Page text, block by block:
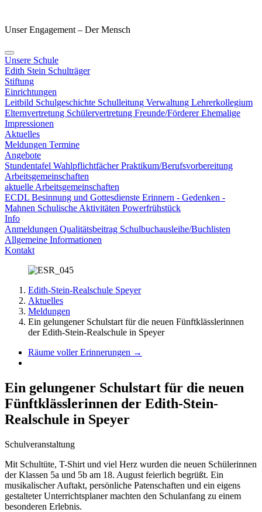
Unser Engagement – Der Mensch
Unsere Schule
Edith Stein Schulträger
Stiftung
Einrichtungen
Leitbild Schulgeschichte Schulleitung Verwaltung Lehrerkollegium
Elternvertretung Schülervertretung Freunde/FördererEhemalige
Impressionen
Aktuelles
Meldungen Termine
Angebote
Stundentafel WahlpflichtfächerPraktikum/Berufsvorbereitung
Arbeitsgemeinschaften
aktuelle Arbeitsgemeinschaften
ECDL Besinnung und Gottesdienste Erinnern - Gedenken -
Mahnen Schulische Aktivitäten Powerfrühstück
Info
Anmeldungen Qualitätsbeitrag Schulbuchausleihe/Buchlisten
Allgemeine Informationen
Kontakt
Edith-Stein-Realschule Speyer
Aktuelles
Meldungen
Ein gelungener Schulstart für die neuen Fünftklässlerinnen
der Edith-Stein-Realschule in Speyer
Räume voller Erinnerungen →
Ein gelungener Schulstart für die neuen
Fünftklässlerinnen der Edith-Stein-
Realschule in Speyer
Schulveranstaltung
Mit Schultüte, T-Shirt und viel Herz wurden die neuen Schülerinnen
der Klassen 5a und 5b am 18. August feierlich begrüßt. Ein
musikalischer Auftakt, persönliche Patenschaften und ein eigens
gestalteter Unterrichtsplaner machten den Schulanfang zu einem
besonderen Erlebnis.